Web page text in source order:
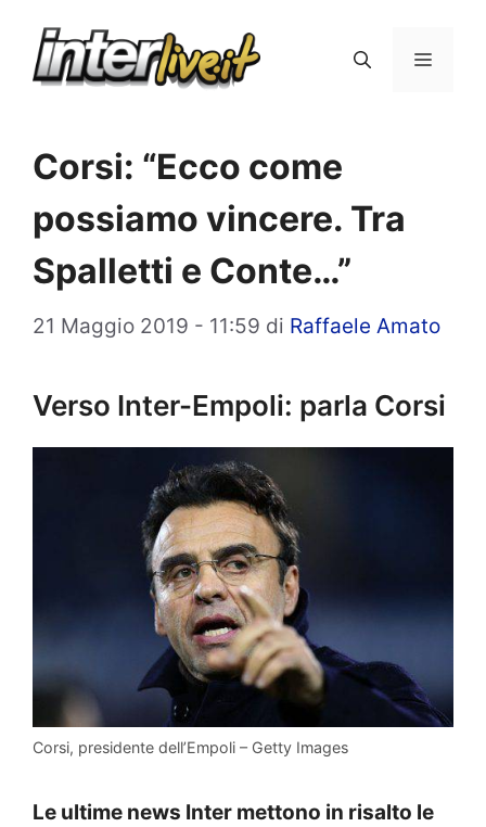
Menu
Corsi: “Ecco come
possiamo vincere. Tra
Spalletti e Conte…”
21 Maggio 2019 - 11:59 di Raffaele Amato
Verso Inter-Empoli: parla Corsi
Corsi, presidente dell’Empoli – Getty Images
Le ultime news Inter mettono in risalto le